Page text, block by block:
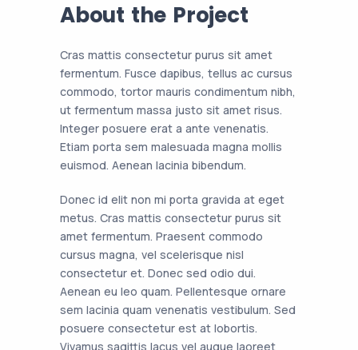
About the Project
Cras mattis consectetur purus sit amet
fermentum. Fusce dapibus, tellus ac cursus
commodo, tortor mauris condimentum nibh,
ut fermentum massa justo sit amet risus.
Integer posuere erat a ante venenatis.
Etiam porta sem malesuada magna mollis
euismod. Aenean lacinia bibendum.
Donec id elit non mi porta gravida at eget
metus. Cras mattis consectetur purus sit
amet fermentum. Praesent commodo
cursus magna, vel scelerisque nisl
consectetur et. Donec sed odio dui.
Aenean eu leo quam. Pellentesque ornare
sem lacinia quam venenatis vestibulum. Sed
posuere consectetur est at lobortis.
Vivamus sagittis lacus vel augue laoreet